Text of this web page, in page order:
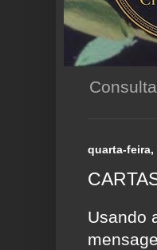
quarta-feira,
Usando